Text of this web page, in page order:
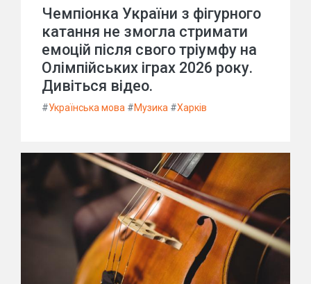
Чемпіонка України з фігурного
катання не змогла стримати
емоцій після свого тріумфу на
Олімпійських іграх 2026 року.
Дивіться відео.
#Українська мова #Музика #Харків